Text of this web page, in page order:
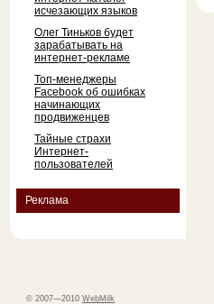
исчезающих языков
Олег Тиньков будет
зарабатывать на
интернет-рекламе
Топ-менеджеры
Facebook об ошибках
начинающих
продвиженцев
Тайные страхи
Интернет-
пользователей
Реклама
© 2007—2010 WebMilk